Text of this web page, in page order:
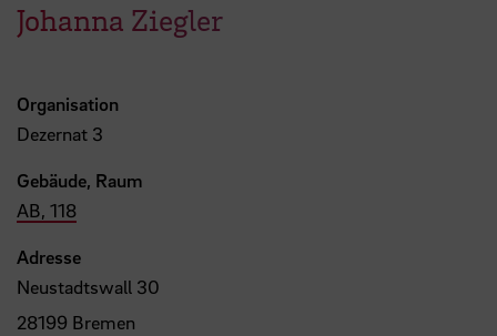
Johanna Ziegler
Organisation
Dezernat 3
Gebäude, Raum
AB, 118
Adresse
Neustadtswall 30
28199 Bremen